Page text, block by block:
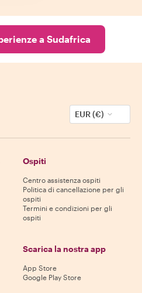
a Sudafrica
EUR (€)
Ospiti
Centro assistenza ospiti
Politica di cancellazione per gli
ospiti
Termini e condizioni per gli
ospiti
Scarica la nostra app
App Store
Google Play Store